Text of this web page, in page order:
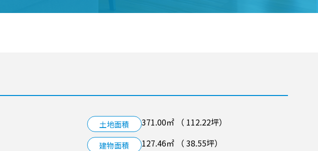
土地面積 371.00㎡ （ 112.22坪）
建物面積 127.46㎡ （ 38.55坪）